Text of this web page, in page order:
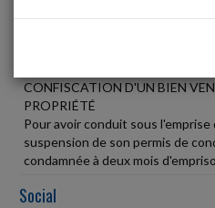
CONFISCATION D'UN BIEN
PROPRIÉTÉ
Pour avoir conduit sous l'emprise
suspension de son permis de
condamnée à deux mois
Social